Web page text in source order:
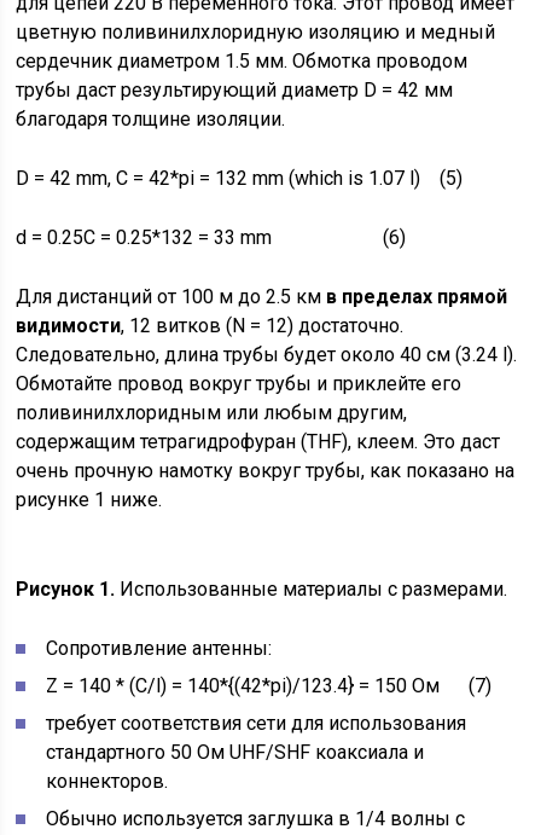
цветную поливинилхлоридную изоляцию и медный
сердечник диаметром 1.5 мм. Обмотка проводом
трубы даст результирующий диаметр D = 42 мм
благодаря толщине изоляции.
D = 42 mm, C = 42*pi = 132 mm (which is 1.07 l) (5)
d = 0.25C = 0.25*132 = 33 mm (6)
Для дистанций от 100 м до 2.5 км в пределах прямой
видимости, 12 витков (N = 12) достаточно.
Следовательно, длина трубы будет около 40 см (3.24 l).
Обмотайте провод вокруг трубы и приклейте его
поливинилхлоридным или любым другим,
содержащим тетрагидрофуран (THF), клеем. Это даст
очень прочную намотку вокруг трубы, как показано на
рисунке 1 ниже.
Рисунок 1. Использованные материалы с размерами.
Сопротивление антенны:
Z = 140 * (C/l) = 140*{(42*pi)/123.4} = 150 Ом (7)
требует соответствия сети для использования
стандартного 50 Ом UHF/SHF коаксиала и
коннекторов.
Обычно используется заглушка в 1/4 волны с